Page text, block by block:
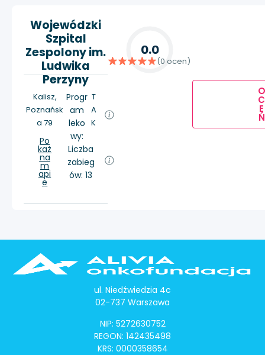
Wojewódzki
Szpital
Zespolony im.
Ludwika
Perzyny
Kalisz,
Poznańsk
a 79
Po
każ
na
m
api
e
Progr
am
leko
wy:
T
A
K
Liczba
zabieg
ów: 13
0.0
(0 ocen)
O
C
E
Ń
ul. Niedźwiedzia 4c
02-737 Warszawa
NIP: 5272630752
REGON: 142435498
KRS: 0000358654